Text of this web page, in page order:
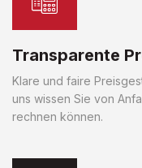
Transparente
Klare und faire
uns wissen Sie von
rechnen können.